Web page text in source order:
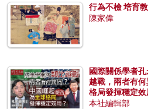
行為不檢 培育
陳家偉
國際關係學者
越戰，兩者有
格局發揮穩定效
本社編輯部